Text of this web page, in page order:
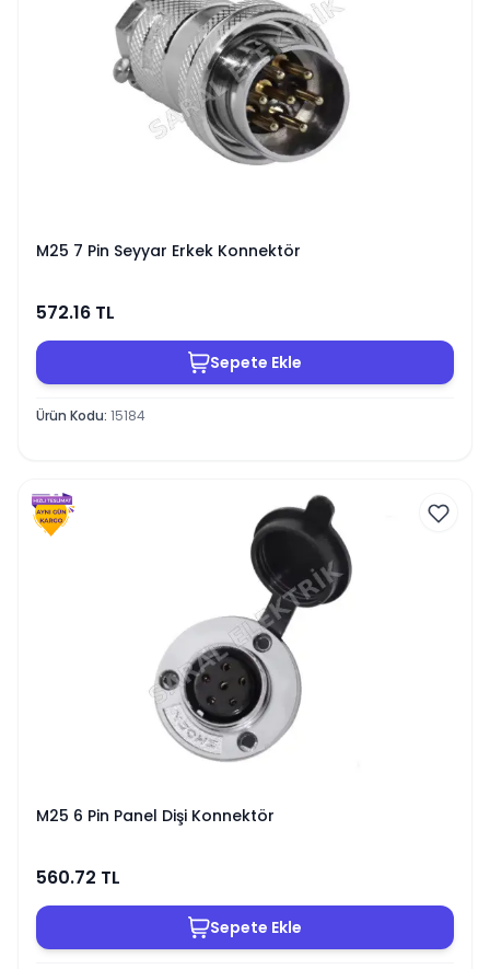
M25 7 Pin Seyyar Erkek Konnektör
572.16 TL
Sepete Ekle
Ürün Kodu: 15184
M25 6 Pin Panel Dişi Konnektör
560.72 TL
Sepete Ekle